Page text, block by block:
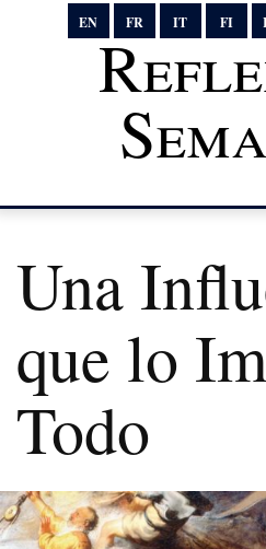
EN FR IT FI
Una
que lo
Todo